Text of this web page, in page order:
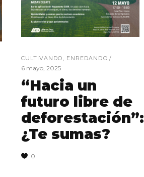
CULTIVANDO , ENREDANDO
6 mayo, 2025
“Hacia un
futuro libre de
deforestación”:
¿Te sumas?
0